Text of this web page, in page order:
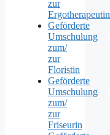
zur
Ergotherapeutin
Geförderte
Umschulung
zum/
zur
Floristin
Geförderte
Umschulung
zum/
zur
Friseurin